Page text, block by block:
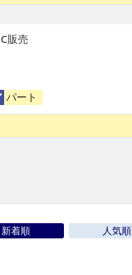
販売
パート
新着順 人気順